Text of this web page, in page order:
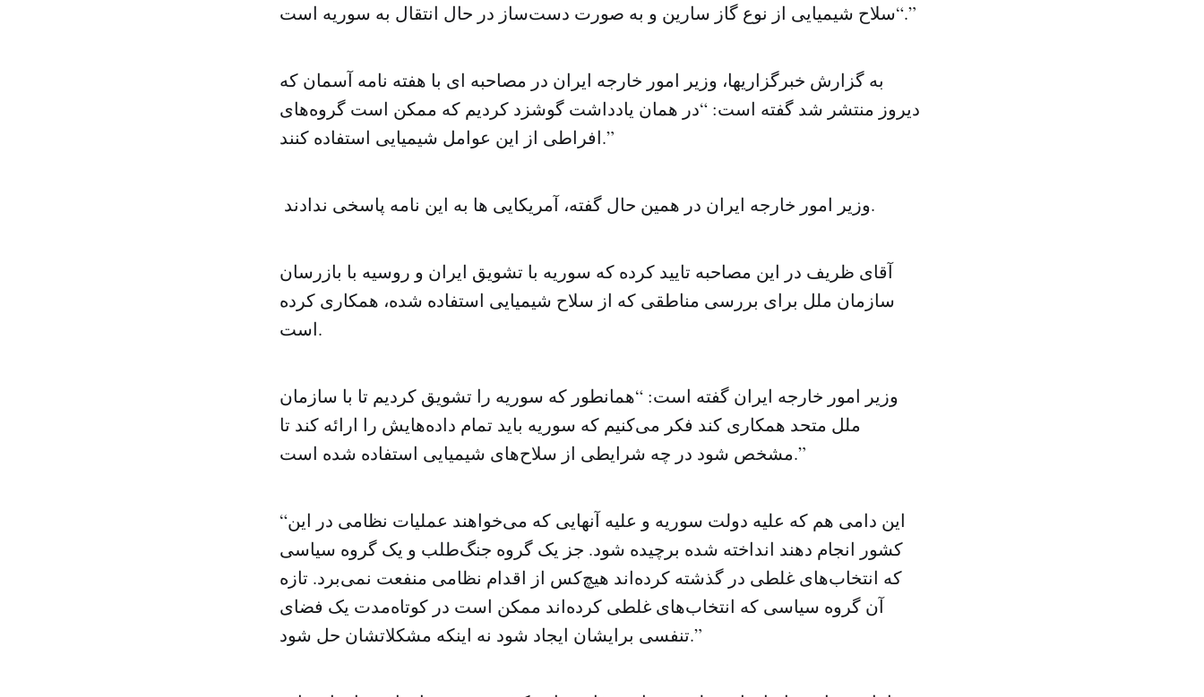
“سلاح شیمیایی از نوع گاز سارین و به صورت دست‌ساز در حال انتقال به سوریه است.”
به گزارش خبرگزاریها، وزیر امور خارجه ایران در مصاحبه ای با هفته نامه آسمان که
دیروز منتشر شد گفته است: “در همان یادداشت گوشزد کردیم که ممکن است گروه‌های
افراطی از این عوامل شیمیایی استفاده کنند.”
‌ وزیر امور خارجه ایران در همین حال گفته، آمریکایی ها به این نامه پاسخی ندادند.
آقای ظریف در این مصاحبه تایید کرده که سوریه با تشویق ایران و روسیه با بازرسان
سازمان ملل برای بررسی مناطقی که از سلاح شیمیایی استفاده شده، همکاری کرده
است.
وزیر امور خارجه ایران گفته است: “همانطور که سوریه را تشویق کردیم تا با سازمان
ملل متحد همکاری کند فکر می‌کنیم که سوریه باید تمام داده‌هایش را ارائه کند تا
مشخص شود در چه شرایطی از سلاح‌های شیمیایی استفاده شده است.”
“این دامی هم که علیه دولت سوریه و علیه آنهایی که می‌خواهند عملیات نظامی در این
کشور انجام دهند انداخته شده برچیده شود. جز یک گروه جنگ‌طلب و یک گروه سیاسی
که انتخاب‌های غلطی در گذشته کرده‌‌اند هیچ‌کس از اقدام نظامی منفعت نمی‌برد. تازه
آن گروه سیاسی که انتخاب‌های غلطی کرده‌اند ممکن است در کوتاه‌مدت یک فضای
تنفسی برایشان ایجاد شود نه اینکه مشکلاتشان حل شود.”